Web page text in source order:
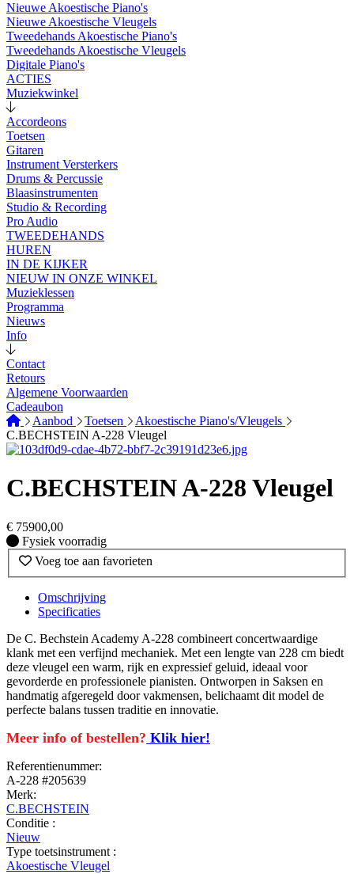
Nieuwe Akoestische Piano's
Nieuwe Akoestische Vleugels
Tweedehands Akoestische Piano's
Tweedehands Akoestische Vleugels
Digitale Piano's
ACTIES
Muziekwinkel
Accordeons
Toetsen
Gitaren
Instrument Versterkers
Drums & Percussie
Blaasinstrumenten
Studio & Recording
Pro Audio
TWEEDEHANDS
HUREN
IN DE KIJKER
NIEUW IN ONZE WINKEL
Muzieklessen
Programma
Nieuws
Info
Contact
Retours
Algemene Voorwaarden
Cadeaubon
Aanbod
Toetsen
Akoestische Piano's/Vleugels
C.BECHSTEIN A-228 Vleugel
C.BECHSTEIN A-228 Vleugel
€ 75900,00
Fysiek voorradig
Fysiek voorradig
Voeg toe aan favorieten
Omschrijving
Specificaties
De C. Bechstein Academy A-228 combineert concertwaardige
klank met een verfijnd mechaniek. Met een lengte van 228 cm biedt
deze vleugel een warm, rijk en expressief geluid, ideaal voor
gevorderde en professionele pianisten. Ontworpen in Saksen en
handmatig afgeregeld door vakmensen, belichaamt dit model de
perfecte balans tussen traditie en innovatie.
Meer info of bestellen? Klik hier!
Referentienummer:
A-228 #205639
Merk:
C.BECHSTEIN
Conditie :
Nieuw
Type toetsinstrument :
Akoestische Vleugel